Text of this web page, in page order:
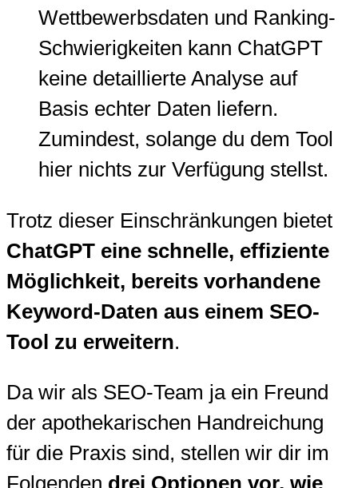
Wettbewerbsdaten und Ranking-
Schwierigkeiten kann ChatGPT
keine detaillierte Analyse auf
Basis echter Daten liefern.
Zumindest, solange du dem Tool
hier nichts zur Verfügung stellst.
Trotz dieser Einschränkungen bietet
ChatGPT eine schnelle, effiziente
Möglichkeit, bereits vorhandene
Keyword-Daten aus einem SEO-
Tool zu erweitern.
Da wir als SEO-Team ja ein Freund
der apothekarischen Handreichung
für die Praxis sind, stellen wir dir im
Folgenden drei Optionen vor, wie